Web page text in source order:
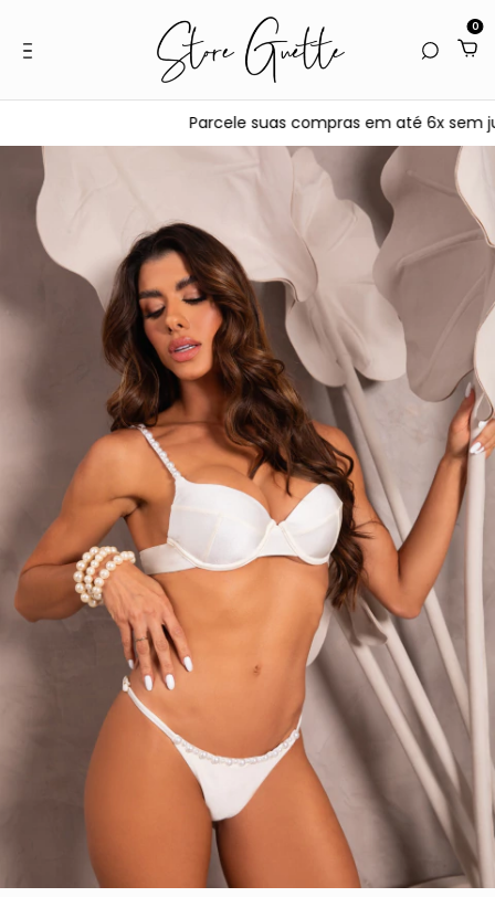
0
Parcele suas compras em até 6x sem